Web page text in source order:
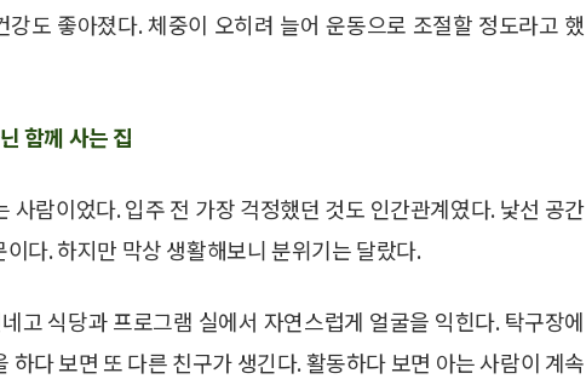
도 좋아졌다. 체중이 오히려 늘어 운동으로 조절할 정도라고 했
함께 사는 집
사람이었다. 입주 전 가장 걱정했던 것도 인간관계였다. 낯선 공간
다. 하지만 막상 생활해보니 분위기는 달랐다.
고 식당과 프로그램 실에서 자연스럽게 얼굴을 익힌다. 탁구장에
다 보면 또 다른 친구가 생긴다. 활동하다 보면 아는 사람이 계속